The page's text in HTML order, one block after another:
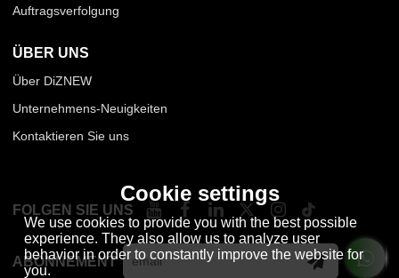
Auftragsverfolgung
ÜBER UNS
Über DiZNEW
Unternehmens-Neuigkeiten
Kontaktieren Sie uns
FOLGEN SIE UNS
ABONNEMENT
Cookie settings
We use cookies to provide you with the best possible
experience. They also allow us to analyze user
behavior in order to constantly improve the website for
you.